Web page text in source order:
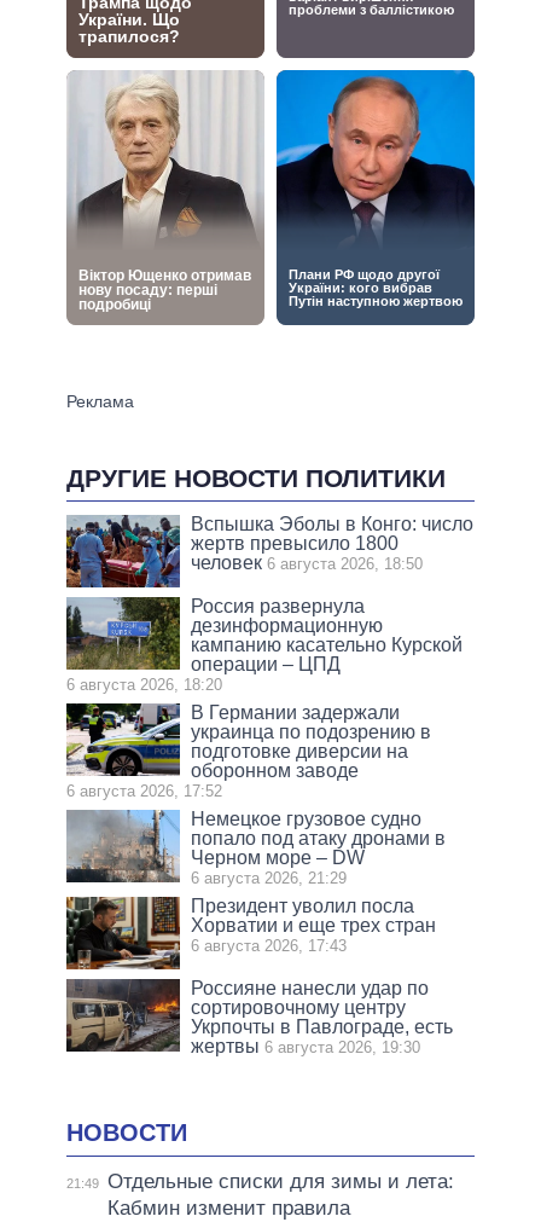
ДРУГИЕ НОВОСТИ ПОЛИТИКИ
Вспышка Эболы в Конго: число
жертв превысило 1800
человек 6 августа 2026, 18:50
Россия развернула
дезинформационную
кампанию касательно Курской
операции – ЦПД
6 августа 2026, 18:20
В Германии задержали
украинца по подозрению в
подготовке диверсии на
оборонном заводе
6 августа 2026, 17:52
Немецкое грузовое судно
попало под атаку дронами в
Черном море – DW
6 августа 2026, 21:29
Президент уволил посла
Хорватии и еще трех стран
6 августа 2026, 17:43
Россияне нанесли удар по
сортировочному центру
Укрпочты в Павлограде, есть
жертвы 6 августа 2026, 19:30
НОВОСТИ
21:49 Отдельные списки для зимы и лета:
Кабмин изменит правила